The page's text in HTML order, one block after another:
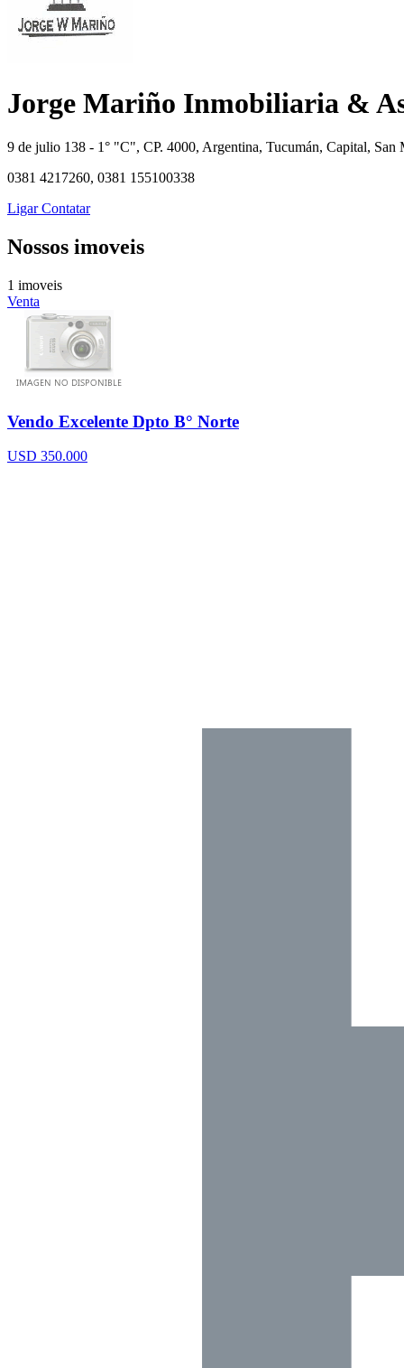
Jorge Mariño Inmobiliaria &
9 de julio 138 - 1° "C", CP. 4000, Argentina, Tucumán, Capital, San
0381 4217260, 0381 155100338
LigarContatar
Nossos imoveis
1 imoveis
Venta
Vendo Excelente Dpto B° Norte
USD 350.000